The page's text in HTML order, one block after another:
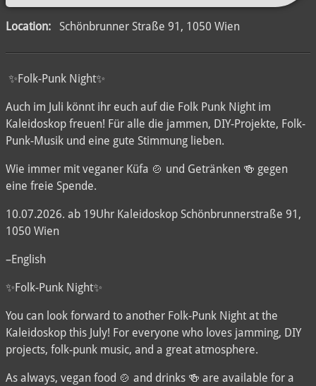
Location: Schönbrunner Straße 91, 1050 Wien
⁨⁩ ⁨✨️Folk-Punk Night✨️
Auch im Juli könnt ihr euch auf die Folk Punk Night im
Kaleidoskop freuen! Für alle die jammen, DIY-Projekte, Folk-
Punk-Musik und eine gute Stimmung lieben.
Wie immer mit veganer Küfa 🍲 und Getränken 🍻 gegen
eine freie Spende.
10.07.2026. ab 19Uhr Kaleidoskop Schönbrunnerstraße 91,
1050 Wien
–English
✨️Folk-Punk Night✨️
You can look forward to another Folk-Punk Night at the
Kaleidoskop this July! For everyone who loves jamming, DIY
projects, folk-punk music, and a great atmosphere.
As always, vegan food 🍲 and drinks 🍻 are available for a